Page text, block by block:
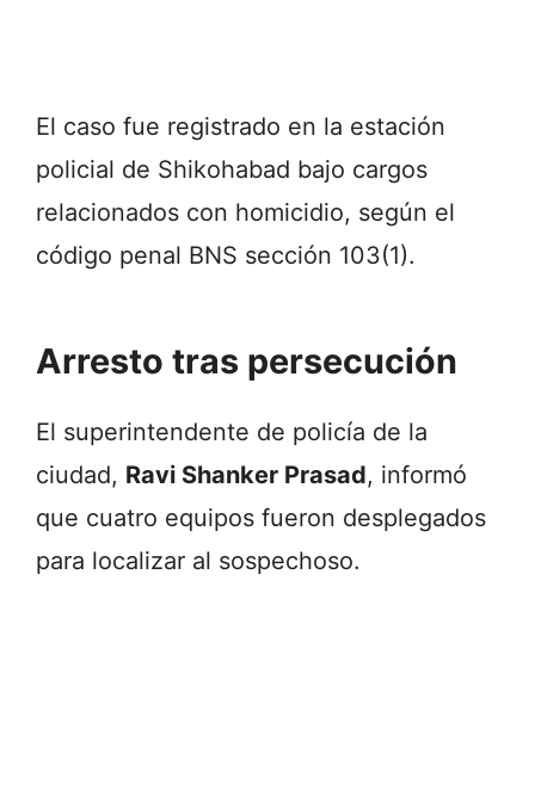
El caso fue registrado en la estación
policial de Shikohabad bajo cargos
relacionados con homicidio, según el
código penal BNS sección 103(1).
Arresto tras persecución
El superintendente de policía de la
ciudad, Ravi Shanker Prasad, informó
que cuatro equipos fueron desplegados
para localizar al sospechoso.